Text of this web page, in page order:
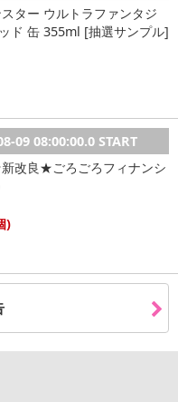
ご確認の上、お申し込み
数などにより異なります
せん。
、お届けする商品セット
みください。
成分など含む）等により、
ど、お届け商品と多少異な
制度]の経過措置期間の終
スター ウルトラファンタジ
ド 缶 355ml [抽選サンプル]
09 08:00:00.0 START
新改良★ごろごろフィナンシ
)